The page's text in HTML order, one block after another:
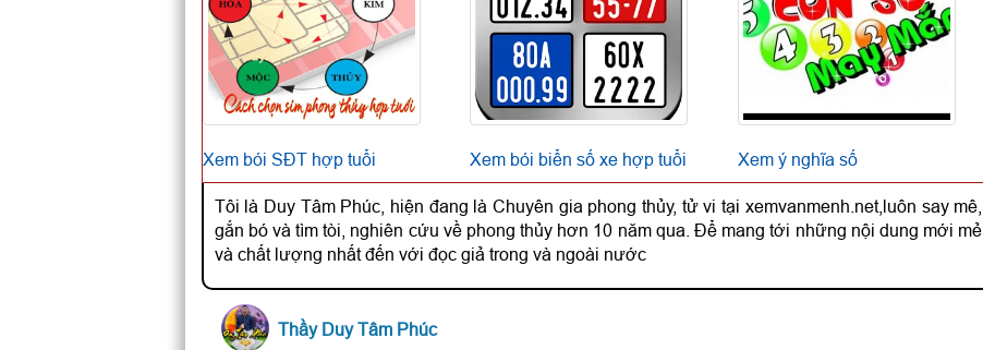
Xem bói SĐT hợp tuổi Xem bói biển số xe hợp tuổi Xem ý nghĩa số
Tôi là Duy Tâm Phúc, hiện đang là Chuyên gia phong thủy, tử vi tại xemvanmenh.net,luôn say mê,
gắn bó và tìm tòi, nghiên cứu về phong thủy hơn 10 năm qua. Để mang tới những nội dung mới mẻ
và chất lượng nhất đến với đọc giả trong và ngoài nước
Thầy Duy Tâm Phúc